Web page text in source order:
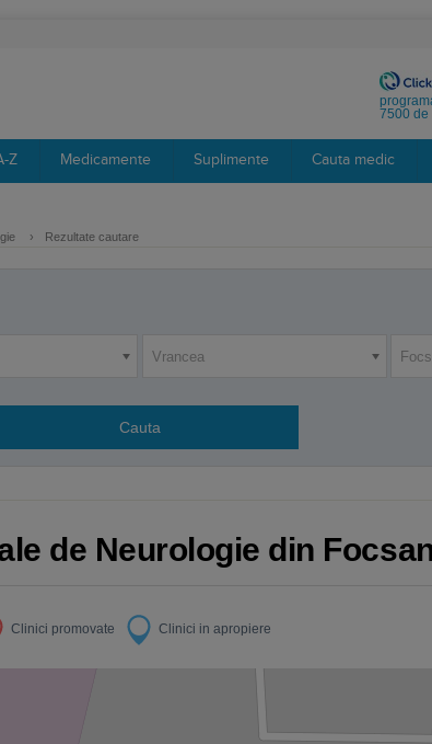
7500 de
Z Medicamente Suplimente Cauta medic
› Rezultate cautare
Vrancea
de Neurologie din
Clinici promovate Clinici in apropiere